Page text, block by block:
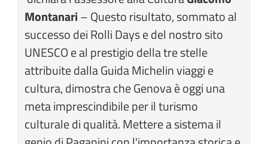
Montanari– Questo risultato, sommato al
successo dei Rolli Days e del nostro sito
UNESCO e al prestigio della tre stelle
attribuite dalla Guida Michelin viaggi e
cultura, dimostra che Genova è oggi una
meta imprescindibile per il turismo
culturale di qualità. Mettere a sistema il